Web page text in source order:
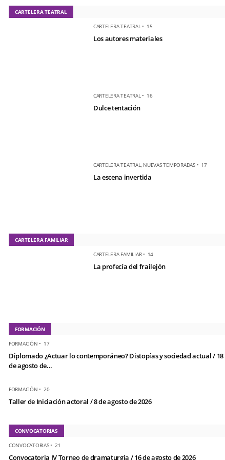
CARTELERA TEATRAL
CARTELERA TEATRAL• 15
Los autores materiales
CARTELERA TEATRAL• 16
Dulce tentación
CARTELERA TEATRAL, NUEVAS TEMPORADAS• 17
La escena invertida
CARTELERA FAMILIAR
CARTELERA FAMILIAR• 14
La profecía del frailejón
FORMACIÓN
FORMACIÓN • 17
Diplomado ¿Actuar lo contemporáneo? Distopías y sociedad actual / 18
de agosto de...
FORMACIÓN • 20
Taller de Iniciación actoral / 8 de agosto de 2026
CONVOCATORIAS
CONVOCATORIAS• 21
Convocatoria IV Torneo de dramaturgia / 16 de agosto de 2026